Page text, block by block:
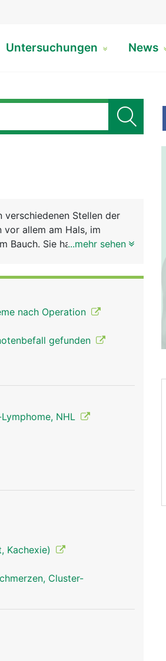
Untersuchungen News
verschiedenen Stellen der
vor allem am Hals, im
Bauch. Sie haben ein
wenn sie der Körper nicht
Lymphozyten (weisse
Blut- und
dienen. Ausserdem wird in
...mehr sehen
nach Operation
gefunden
NHL
Kachexie)
Cluster-